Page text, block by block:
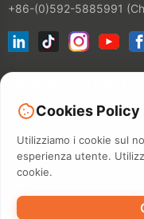
+86-(0)592-5885991
©2026 XIAMEN HANIN
Cookies Policy
Utilizziamo i cookie sul
esperienza utente.
cookie.